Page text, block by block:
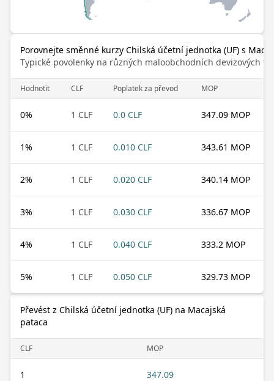
Porovnejte směnné kurzy Chilská účetní jednotka (UF) s
Typické povolenky na různých maloobchodních devizových
Hodnotit CLF Poplatek za převod MOP
0% 1 CLF 0.0 CLF 347.09 MOP
1% 1 CLF 0.010 CLF 343.61 MOP
2% 1 CLF 0.020 CLF 340.14 MOP
3% 1 CLF 0.030 CLF 336.67 MOP
4% 1 CLF 0.040 CLF 333.2 MOP
5% 1 CLF 0.050 CLF 329.73 MOP
Převést z Chilská účetní jednotka (UF) na Macajská
pataca
CLF MOP
1 347.09